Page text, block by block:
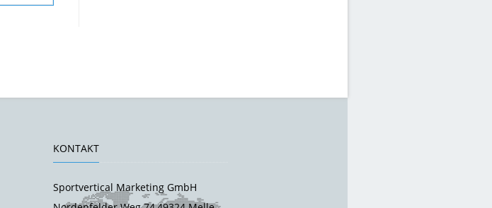
KONTAKT
Sportvertical Marketing GmbH